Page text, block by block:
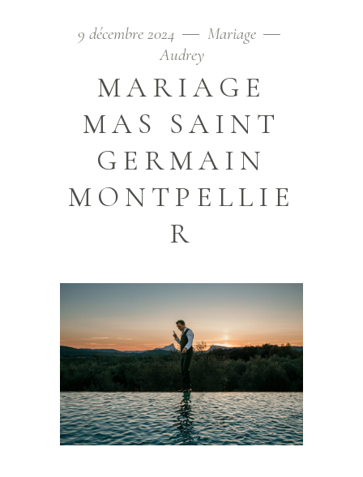
9 décembre 2024
Mariage
Audrey
MARIAGE
MAS SAINT
GERMAIN
MONTPELLIE
R